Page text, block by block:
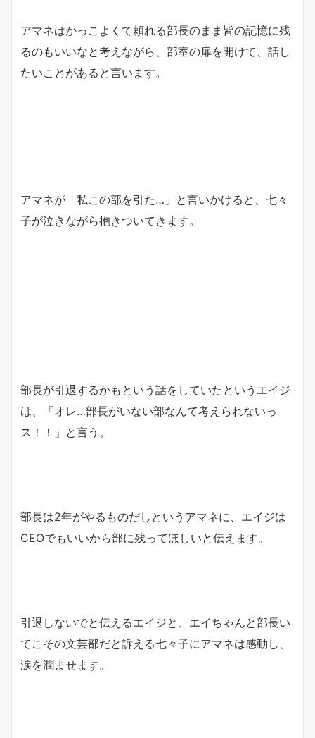
アマネはかっこよくて頼れる部長のまま皆の記憶に残
るのもいいなと考えながら、部室の扉を開けて、話し
たいことがあると言います。
アマネが「私この部を引た…」と言いかけると、七々
子が泣きながら抱きついてきます。
部長が引退するかもという話をしていたというエイジ
は、「オレ…部長がいない部なんて考えられないっ
ス！！」と言う。
部長は2年がやるものだしというアマネに、エイジは
CEOでもいいから部に残ってほしいと伝えます。
引退しないでと伝えるエイジと、エイちゃんと部長い
てこその文芸部だと訴える七々子にアマネは感動し、
涙を潤ませます。